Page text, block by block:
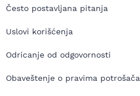
Često postavljana pitanja
Uslovi korišćenja
Odricanje od odgovornosti
Obaveštenje o pravima potrošača